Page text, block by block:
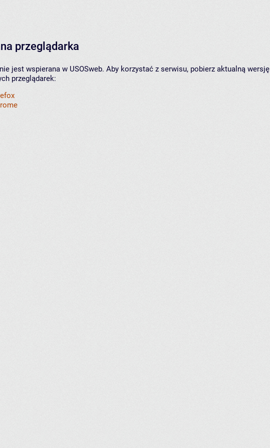
przeglądarka
jest wspierana w USOSweb. Aby korzystać z serwisu, pobierz aktualną wersję
przeglądarek: